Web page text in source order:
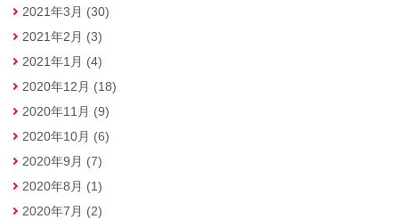
2021年3月 (30)
2021年2月 (3)
2021年1月 (4)
2020年12月 (18)
2020年11月 (9)
2020年10月 (6)
2020年9月 (7)
2020年8月 (1)
2020年7月 (2)